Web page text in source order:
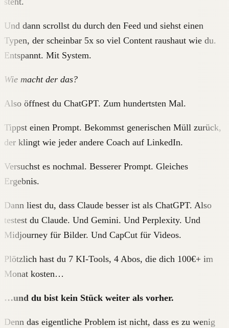
Und dann scrollst du durch den Feed und siehst einen
Typen, der scheinbar 5x so viel Content raushaut wie du.
Entspannt. Mit System.
Wie macht der das?
Also öffnest du ChatGPT. Zum hundertsten Mal.
Tippst einen Prompt. Bekommst generischen Müll zurück,
der klingt wie jeder andere Coach auf LinkedIn.
Versuchst es nochmal. Besserer Prompt. Gleiches
Ergebnis.
Dann liest du, dass Claude besser ist als ChatGPT. Also
testest du Claude. Und Gemini. Und Perplexity. Und
Midjourney für Bilder. Und CapCut für Videos.
Plötzlich hast du 7 KI-Tools, 4 Abos, die dich 100€+ im
Monat kosten…
…und du bist kein Stück weiter als vorher.
Denn das eigentliche Problem ist nicht, dass es zu wenig